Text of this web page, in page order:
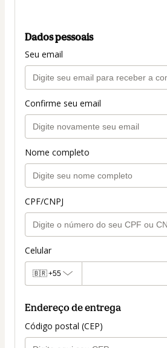
Dados pessoais
Seu email
Confirme seu email
Nome completo
CPF/CNPJ
Celular
🇧🇷+55
Endereço de entrega
Código postal (CEP)